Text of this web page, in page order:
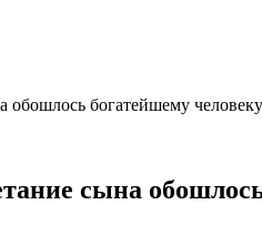
обошлось богатейшему
сына